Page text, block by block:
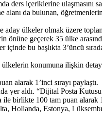
ders içeriklerine ulaşmasını
da bulunan,
ülkeler olmak üzere
geçerek 35 ülke
bu başlıkta 3’üncü
konumuna ilişkin
alarak 1’inci sırayı paylaştı.
yer aldı. “Dijital Posta
birlikte 100 tam puan alarak
Hollanda, Estonya,